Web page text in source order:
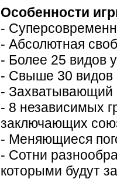
Особенности
-
- Абсолютная
- Более 25 видов
- Свыше 30 видов
- Захватывающий
- 8 независимых
заключающих
- Меняющиеся
- Сотни
которыми будут